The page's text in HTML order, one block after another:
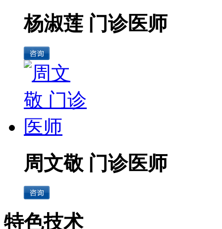
杨淑莲 门诊医师
周文敬 门诊医师
特色技术